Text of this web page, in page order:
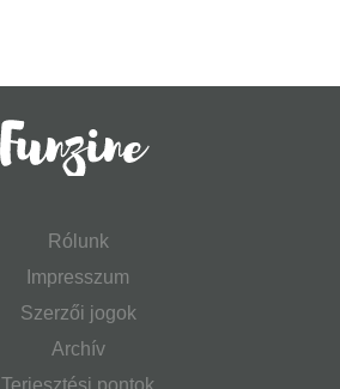
Rólunk
Impresszum
Szerzői jogok
Archív
Terjesztési pontok